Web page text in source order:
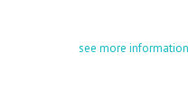
see more information